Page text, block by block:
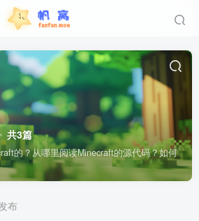
共3篇
的？从哪里阅读Minecraft的源代码？如何
布